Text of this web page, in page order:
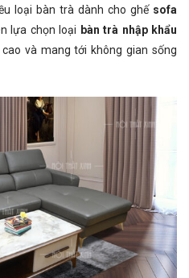
loại bàn trà dành cho ghế sofa
lựa chọn loại bàn trà nhập khẩu
và mang tới không gian sống